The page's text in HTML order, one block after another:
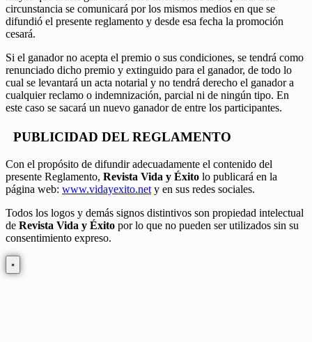
circunstancia se comunicará por los mismos medios en que se
difundió el presente reglamento y desde esa fecha la promoción
cesará.
Si el ganador no acepta el premio o sus condiciones, se tendrá como
renunciado dicho premio y extinguido para el ganador, de todo lo
cual se levantará un acta notarial y no tendrá derecho el ganador a
cualquier reclamo o indemnización, parcial ni de ningún tipo. En
este caso se sacará un nuevo ganador de entre los participantes.
PUBLICIDAD DEL REGLAMENTO
Con el propósito de difundir adecuadamente el contenido del
presente Reglamento, Revista Vida y Éxito lo publicará en la
página web: www.vidayexito.net y en sus redes sociales.
Todos los logos y demás signos distintivos son propiedad intelectual
de Revista Vida y Éxito por lo que no pueden ser utilizados sin su
consentimiento expreso.
×